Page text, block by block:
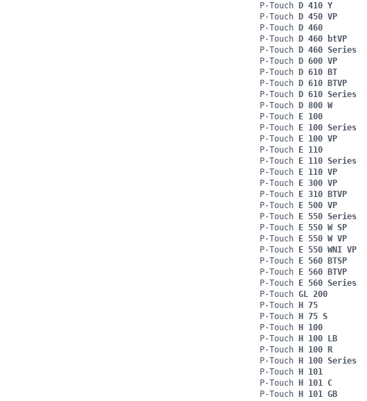
P-Touch D 410 Y
P-Touch D 450 VP
P-Touch D 460
P-Touch D 460 btVP
P-Touch D 460 Series
P-Touch D 600 VP
P-Touch D 610 BT
P-Touch D 610 BTVP
P-Touch D 610 Series
P-Touch D 800 W
P-Touch E 100
P-Touch E 100 Series
P-Touch E 100 VP
P-Touch E 110
P-Touch E 110 Series
P-Touch E 110 VP
P-Touch E 300 VP
P-Touch E 310 BTVP
P-Touch E 500 VP
P-Touch E 550 Series
P-Touch E 550 W SP
P-Touch E 550 W VP
P-Touch E 550 WNI VP
P-Touch E 560 BTSP
P-Touch E 560 BTVP
P-Touch E 560 Series
P-Touch GL 200
P-Touch H 75
P-Touch H 75 S
P-Touch H 100
P-Touch H 100 LB
P-Touch H 100 R
P-Touch H 100 Series
P-Touch H 101
P-Touch H 101 C
P-Touch H 101 GB